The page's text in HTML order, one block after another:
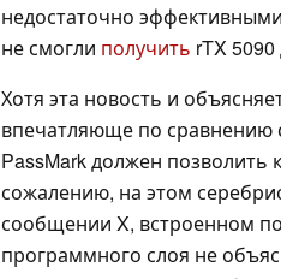
недостаточно
не смогли получить rTX
Хотя эта новость и
впечатляюще по сравнению
PassMark должен позволить
сожалению, на этом
сообщении X, встроенном
программного слоя не